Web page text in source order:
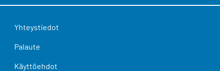
Yhteystiedot
Palaute
Käyttöehdot